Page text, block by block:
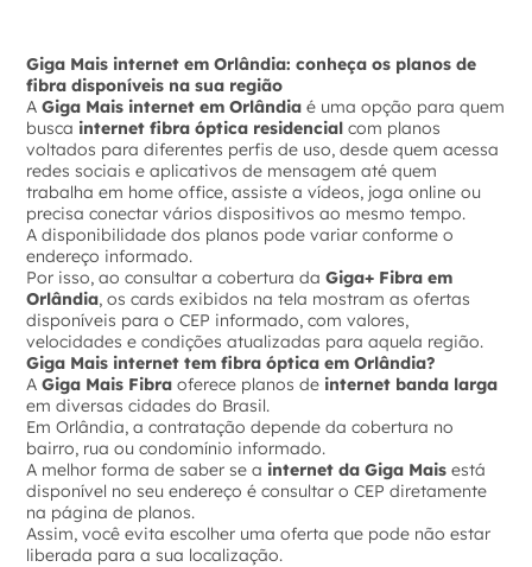
Giga Mais internet em Orlândia: conheça os planos de
fibra disponíveis na sua região
AGiga Mais internet em Orlândia é uma opção para quem
busca internet fibra óptica residencial com planos
voltados para diferentes perfis de uso, desde quem acessa
redes sociais e aplicativos de mensagem até quem
trabalha em home office, assiste a vídeos, joga online ou
precisa conectar vários dispositivos ao mesmo tempo.
A disponibilidade dos planos pode variar conforme o
endereço informado.
Por isso, ao consultar a cobertura daGiga+ Fibra em
Orlândia, os cards exibidos na tela mostram as ofertas
disponíveis para o CEP informado, com valores,
velocidades e condições atualizadas para aquela região.
Giga Mais internet tem fibra óptica em Orlândia?
AGiga Mais Fibra oferece planos de internet banda larga
em diversas cidades do Brasil.
Em Orlândia, a contratação depende da cobertura no
bairro, rua ou condomínio informado.
A melhor forma de saber se a internet da Giga Mais está
disponível no seu endereço é consultar o CEP diretamente
na página de planos.
Assim, você evita escolher uma oferta que pode não estar
liberada para a sua localização.